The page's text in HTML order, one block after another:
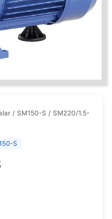
/ SM150-S / SM220/1.5-
S